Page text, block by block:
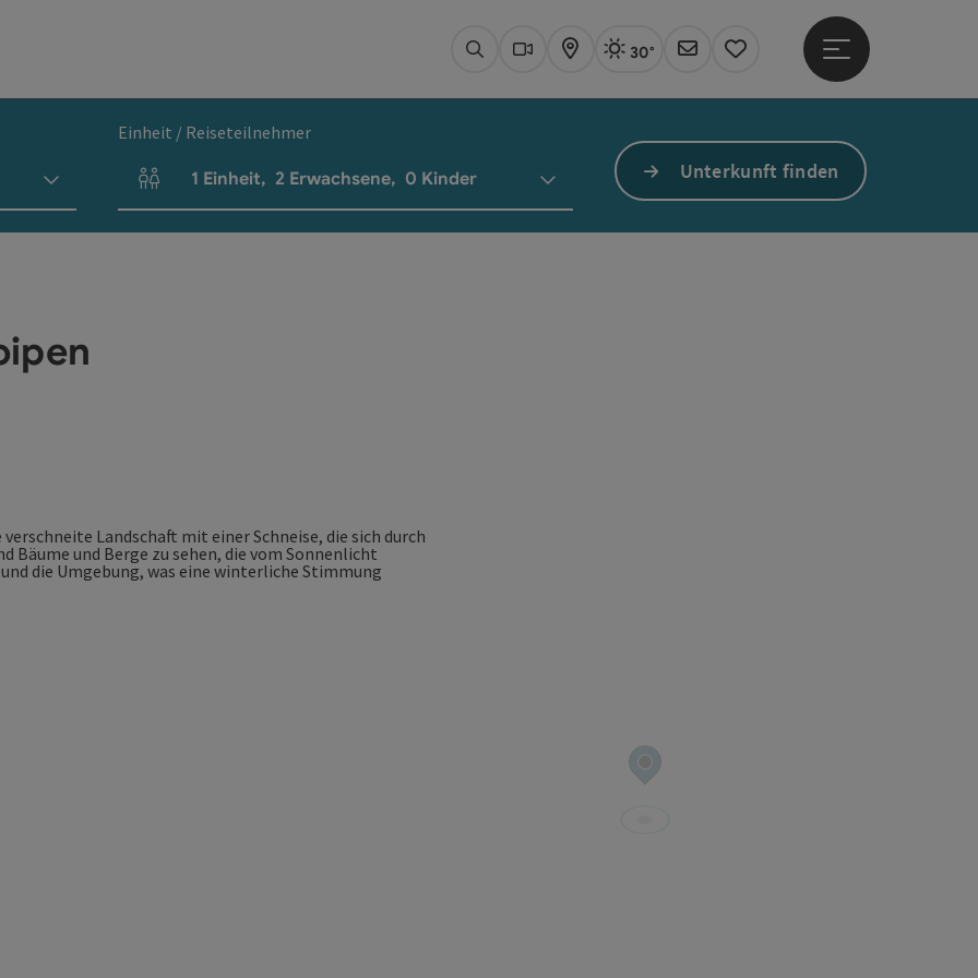
SuchenWebcams
Karte Aktuelles Wetter Linz, sonnig
30°
Newsletter
Merkzettel
Hauptmenü öffnen
Einheit / Reiseteilnehmer
Einheitenanzahl und Personenfelder
1 Einheit, 2 Erwachsene, 0 Kinder Unterkunft finden